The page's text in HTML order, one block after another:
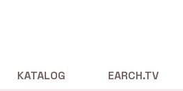
KATALOG EARCH.TV